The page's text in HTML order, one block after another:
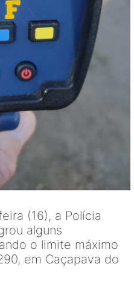
(16), a Polícia
alguns
o limite máximo
em Caçapava do